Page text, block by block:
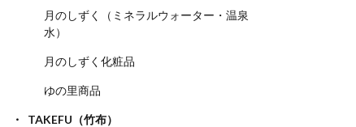
月のしずく（ミネラルウォーター・温泉
水）
月のしずく化粧品
ゆの里商品
TAKEFU（竹布）